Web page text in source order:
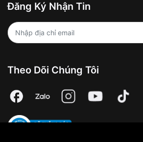
Đăng Ký Nhận Tin
Theo Dõi Chúng Tôi